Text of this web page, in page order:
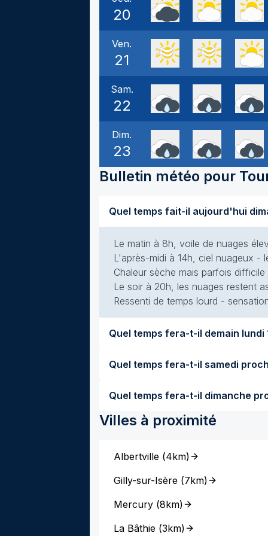
20
Ven.
21
Sam.
22
Dim.
23
Bulletin météo pour
Le matin à 8h, voile de nuages
L'après-midi à 14h, ciel nuageux -
Chaleur sèche mais parfois
Le soir à 20h, les nuages restent
Ressenti de temps lourd -
Quel
Villes à proximité
Albertville (4km)
Gilly-sur-Isère (7km)
Mercury (8km)
La Bâthie (3km)